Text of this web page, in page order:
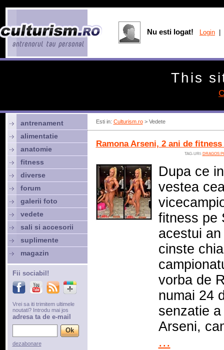
Esti in: Culturism.ro> Vedete
Ramona Arseni, 2 ani de
TAG-URI: DRAGOS
Dupa ce
vestea
fitness pe
acestui
cinste
vorba de
numai 24
senzatie
Arseni,
...
antrenament
alimentatie
anatomie
fitness
diverse
forum
galerii foto
vedete
sali si accesorii
suplimente
magazin
Fii sociabil!
Vrei sa iti trimitem ultimele
noutati? Introdu mai jos
adresa ta de e-mail
dezabonare
Nu esti logat! Login
This